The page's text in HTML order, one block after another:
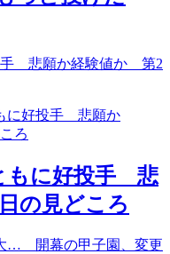
手 悲願か経験値か 第2
もに好投手 悲
の見どころ
… 開幕の甲子園、変更